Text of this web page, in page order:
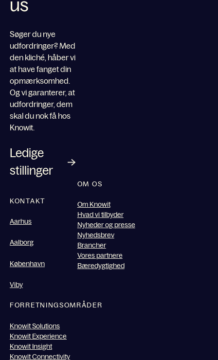
us
Søger du nye
udfordringer? Med
den kliché, håber vi
at have fanget din
opmærksomhed.
Og vi garanterer, at
udfordringer, dem
skal du nok få hos
Knowit.
Ledige
stillinger
KONTAKT
Aarhus
Aalborg
København
Viby
OM OS
Om Knowit
Hvad vi tilbyder
Nyheder og presse
Nyhedsbrev
Brancher
Vores partnere
Bæredygtighed
FORRETNINGSOMRÅDER
Knowit Solutions
Knowit Experience
Knowit Insight
Knowit Connectivity